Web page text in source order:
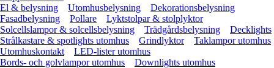
El & belysning
Utomhusbelysning
Dekorationsbelysning
Fasadbelysning
Pollare
Lyktstolpar & stolplyktor
Solcellslampor & solcellsbelysning
Trädgårdsbelysning
Decklights
Strålkastare & spotlights utomhus
Grindlyktor
Taklampor utomhus
Utomhuskontakt
LED-lister utomhus
Bords- och golvlampor utomhus
Downlights utomhus